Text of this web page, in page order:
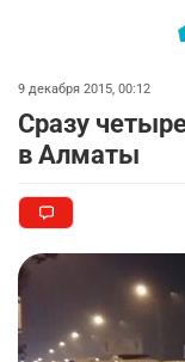
9 декабря 2015, 00:12
Сразу
в Алматы